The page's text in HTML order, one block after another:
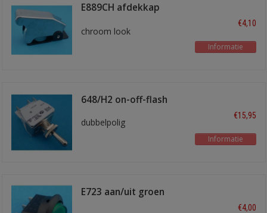
E889CH afdekkap
chroom look
€4,10
Informatie
648/H2 on-off-flash
dubbelpolig
€15,95
Informatie
E723 aan/uit groen
€4,00